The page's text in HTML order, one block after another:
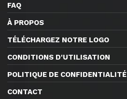
FAQ
À PROPOS
TÉLÉCHARGEZ NOTRE LOGO
CONDITIONS D'UTILISATION
POLITIQUE DE CONFIDENTIALITÉ
CONTACT